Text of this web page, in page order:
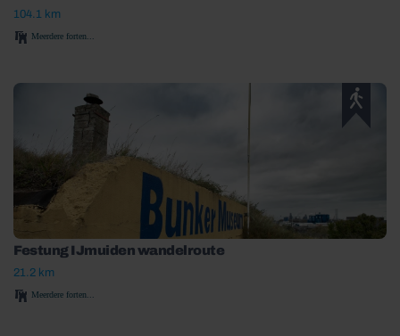
104.1 km
Meerdere forten...
Festung IJmuiden wandelroute
21.2 km
Meerdere forten...